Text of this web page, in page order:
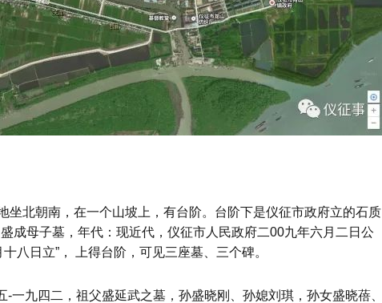
坐北朝南，在一个山坡上，有台阶。台阶下是仪征市政府立的石质
成母子墓，年代：现近代，仪征市人民政府二00九年六月二日公
八日立”， 上得台阶，可见三座墓、三个碑。
-一九四二，祖父盛延武之墓，孙盛晓刚、孙媳刘琪，孙女盛晓蓓、